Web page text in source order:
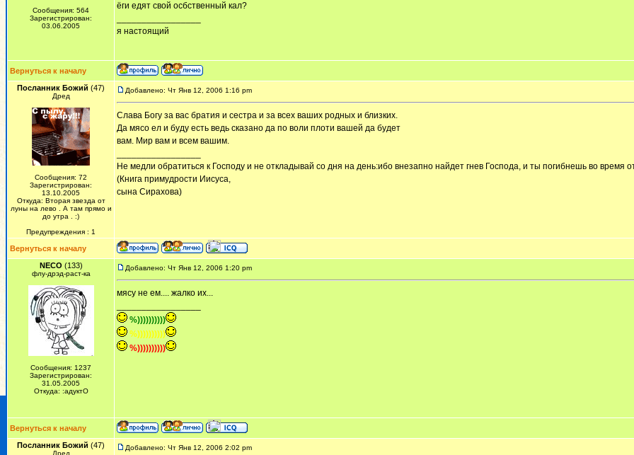
Сообщения: 564
Зарегистрирован:
03.06.2005
ёги едят свой осбственный кал?
я настоящий
Вернуться к началу
Посланник Божий (47)
Дред
Сообщения: 72
Зарегистрирован:
13.10.2005
Откуда: Вторая звезда от
луны на лево . А там прямо и
до утра . :)
Предупреждения : 1
Добавлено: Чт Янв 12, 2006 1:16 pm
Слава Богу за вас братия и сестра и за всех ваших родных и близких.
Да мясо ел и буду есть ведь сказано да по воли плоти вашей да будет
вам. Мир вам и всем вашим.
Не медли обратиться к Господу и не откладывай со дня на день:ибо внезапно найдет гнев Господа, и ты погибнешь во время
(Книга примудрости Иисуса,
сына Сирахова)
Вернуться к началу
NECO (133)
флу-дрэд-раст-ка
Сообщения: 1237
Зарегистрирован:
31.05.2005
Откуда: :адуктО
Добавлено: Чт Янв 12, 2006 1:20 pm
мясу не ем.... жалко их...
%))))))))))
%))))))))))
%))))))))))
Вернуться к началу
Посланник Божий (47)
Дред
Добавлено: Чт Янв 12, 2006 2:02 pm